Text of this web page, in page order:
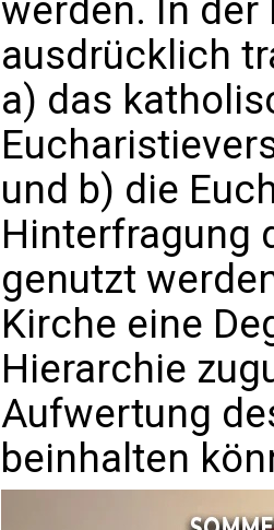
werden. In
ausdrücklich
a) das
und b) die
Hinterfragung
genutzt
Kirche eine
Hierarchie
Aufwertung
beinhalten